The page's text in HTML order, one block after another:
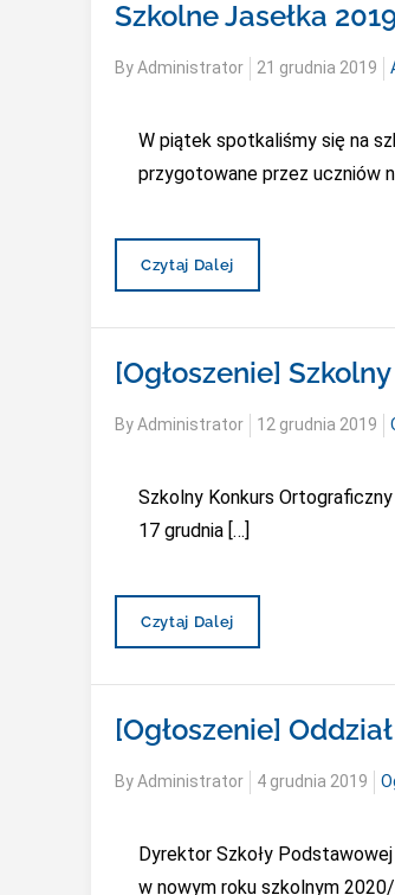
Wolne
Od
Szkolne Jasełka
ByAdministrator
Posted
21 grudnia 2019
W piątek spotkaliśmy się na
przygotowane przez uczniów
Szkolne
Czytaj Dalej
[Ogłoszenie]
ByAdministrator
Posted
12 grudnia 2019
Szkolny Konkurs
17 grudnia […]
[Ogłoszenie]
Ortograficzny
Czytaj Dalej
[Ogłoszenie]
ByAdministrator
Posted
4 grudnia 2019
Dyrektor Szkoły
w nowym roku szkolnym